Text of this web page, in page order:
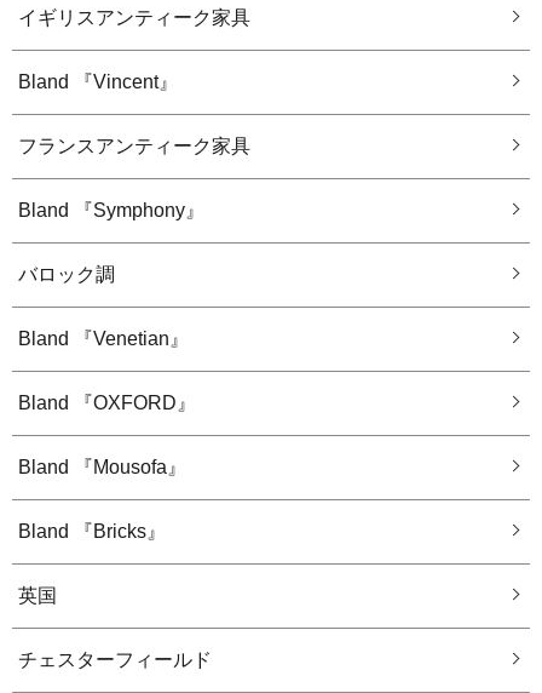
イギリスアンティーク家具
Bland 『Vincent』
フランスアンティーク家具
Bland 『Symphony』
バロック調
Bland 『Venetian』
Bland 『OXFORD』
Bland 『Mousofa』
Bland 『Bricks』
英国
チェスターフィールド